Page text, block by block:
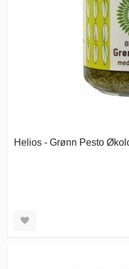
Helios - Grønn Pesto